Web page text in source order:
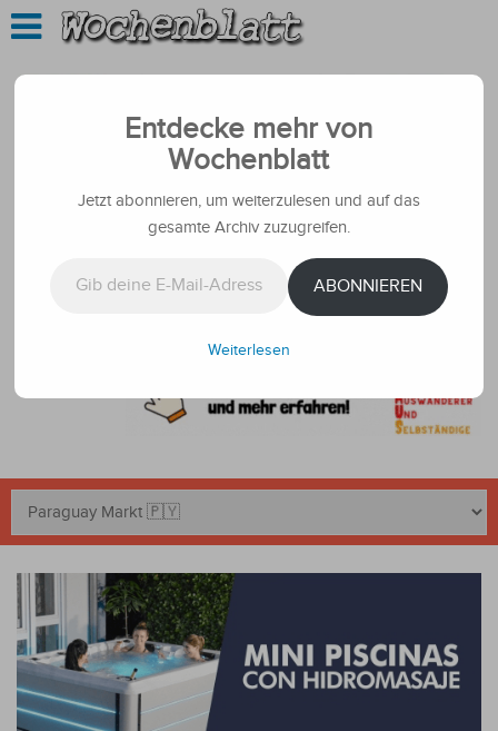
Entdecke mehr von
Wochenblatt
Jetzt abonnieren, um weiterzulesen und auf das
gesamte Archiv zuzugreifen.
ABONNIEREN
Weiterlesen